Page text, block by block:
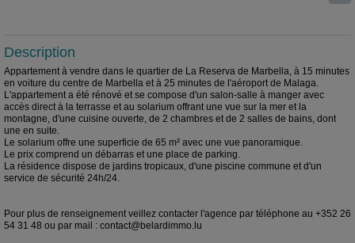
Description
Appartement à vendre dans le quartier de La Reserva de Marbella, à 15 minutes
en voiture du centre de Marbella et à 25 minutes de l'aéroport de Malaga.
L'appartement a été rénové et se compose d'un salon-salle à manger avec
accès direct à la terrasse et au solarium offrant une vue sur la mer et la
montagne, d'une cuisine ouverte, de 2 chambres et de 2 salles de bains, dont
une en suite.
Le solarium offre une superficie de 65 m² avec une vue panoramique.
Le prix comprend un débarras et une place de parking.
La résidence dispose de jardins tropicaux, d'une piscine commune et d'un
service de sécurité 24h/24.
Pour plus de renseignement veillez contacter l'agence par téléphone au +352 26
54 31 48 ou par mail : contact@belardimmo.lu